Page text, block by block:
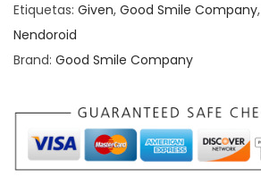
Etiquetas: Given, Good Smile Company,
Nendoroid
Brand: Good Smile Company